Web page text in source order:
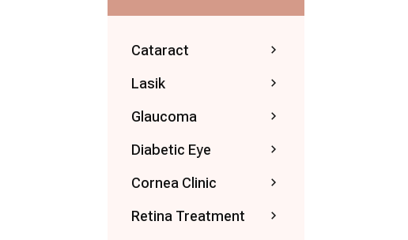
Cataract
Lasik
Glaucoma
Diabetic Eye
Cornea Clinic
Retina Treatment